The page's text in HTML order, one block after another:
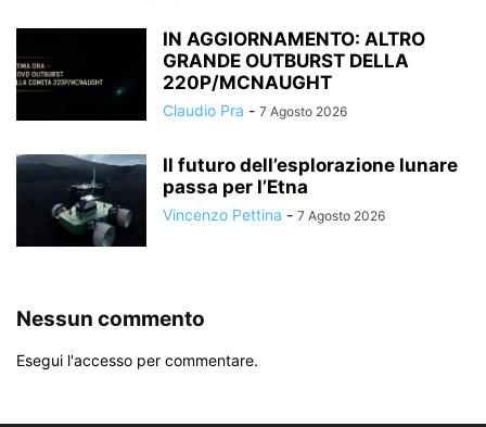
IN AGGIORNAMENTO: ALTRO
GRANDE OUTBURST DELLA
220P/MCNAUGHT
Claudio Pra - 7 Agosto 2026
Il futuro dell’esplorazione lunare
passa per l’Etna
Vincenzo Pettina - 7 Agosto 2026
Nessun commento
Esegui l'accesso per commentare.